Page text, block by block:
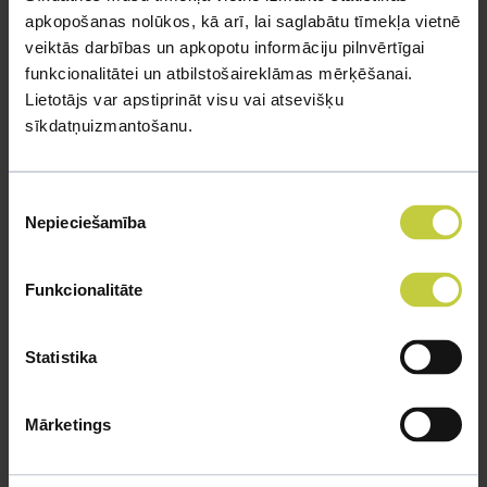
apkopošanas nolūkos, kā arī, lai saglabātu tīmekļa vietnē
veiktās darbības un apkopotu informāciju pilnvērtīgai
funkcionalitātei un atbilstošaireklāmas mērķēšanai.
Lietotājs var apstiprināt visu vai atsevišķu
sīkdatņuizmantošanu.
izvēle
Nepieciešamība
Funkcionalitāte
Statistika
Mārketings
novietot blakus sildelementiem. Būra tīrīšana un dezinfekcija
jāveic aptuveni 1 reizi nedēļā, savukārt tualete jāiztīra katru
dienu.